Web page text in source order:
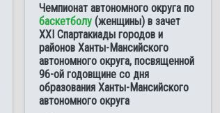
Чемпионат автономного округа по
баскетболу (женщины) в зачет
XXI Спартакиады городов и
районов Ханты-Мансийского
автономного округа, посвященной
96-ой годовщине со дня
образования Ханты-Мансийского
автономного округа